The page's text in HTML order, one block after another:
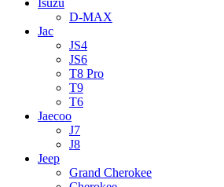
D-MAX
Jac
JS4
JS6
T8 Pro
T9
T6
Jaecoo
J7
J8
Jeep
Grand Cherokee